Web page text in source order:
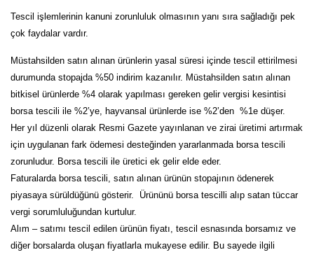
Tescil işlemlerinin kanuni zorunluluk olmasının yanı sıra sağladığı pek
çok faydalar vardır.
Müstahsilden satın alınan ürünlerin yasal süresi içinde tescil ettirilmesi
durumunda stopajda %50 indirim kazanılır. Müstahsilden satın alınan
bitkisel ürünlerde %4 olarak yapılması gereken gelir vergisi kesintisi
borsa tescili ile %2’ye, hayvansal ürünlerde ise %2’den %1e düşer.
Her yıl düzenli olarak Resmi Gazete yayınlanan ve zirai üretimi artırmak
için uygulanan fark ödemesi desteğinden yararlanmada borsa tescili
zorunludur. Borsa tescili ile üretici ek gelir elde eder.
Faturalarda borsa tescili, satın alınan ürünün stopajının ödenerek
piyasaya sürüldüğünü gösterir. Ürününü borsa tescilli alıp satan tüccar
vergi sorumluluğundan kurtulur.
Alım – satımı tescil edilen ürünün fiyatı, tescil esnasında borsamız ve
diğer borsalarda oluşan fiyatlarla mukayese edilir. Bu sayede ilgili